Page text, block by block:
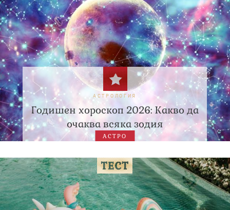
АСТРОЛОГИЯ
Годишен хороскоп 2026: Какво да
очаква всяка зодия
АСТРО